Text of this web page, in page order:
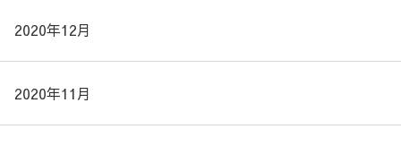
2020年12月
2020年11月